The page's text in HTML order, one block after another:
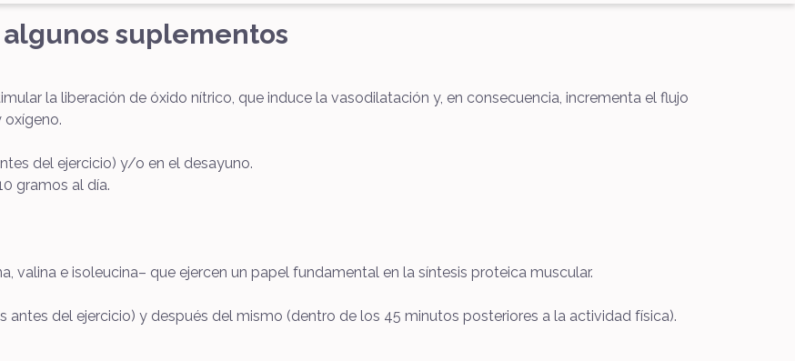
suplementos
la liberación de óxido nítrico, que induce la vasodilatación y, en consecuencia, incrementa el flujo
oxígeno.
del ejercicio) y/o en el desayuno.
gramos al día.
valina e isoleucina– que ejercen un papel fundamental en la síntesis proteica muscular.
antes del ejercicio) y después del mismo (dentro de los 45 minutos posteriores a la actividad física).